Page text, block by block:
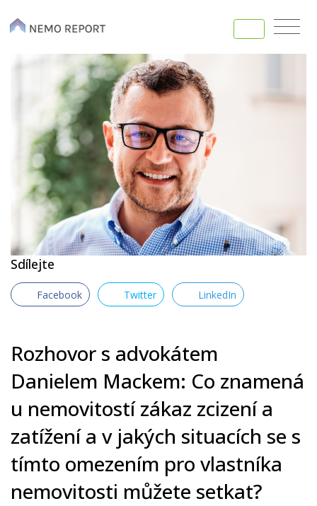
Sdílejte
Facebook Twitter LinkedIn
Rozhovor s advokátem
Danielem Mackem: Co znamená
u nemovitostí zákaz zcizení a
zatížení a v jakých situacích se s
tímto omezením pro vlastníka
nemovitosti můžete setkat?